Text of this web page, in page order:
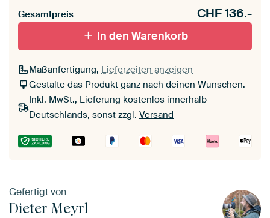
Gesamtpreis CHF136.-
In den Warenkorb
Maßanfertigung, Lieferzeiten anzeigen
Gestalte das Produkt ganz nach deinen Wünschen.
Inkl. MwSt., Lieferung kostenlos innerhalb
Deutschlands, sonst zzgl. Versand
Gefertigt von
Dieter Meyrl